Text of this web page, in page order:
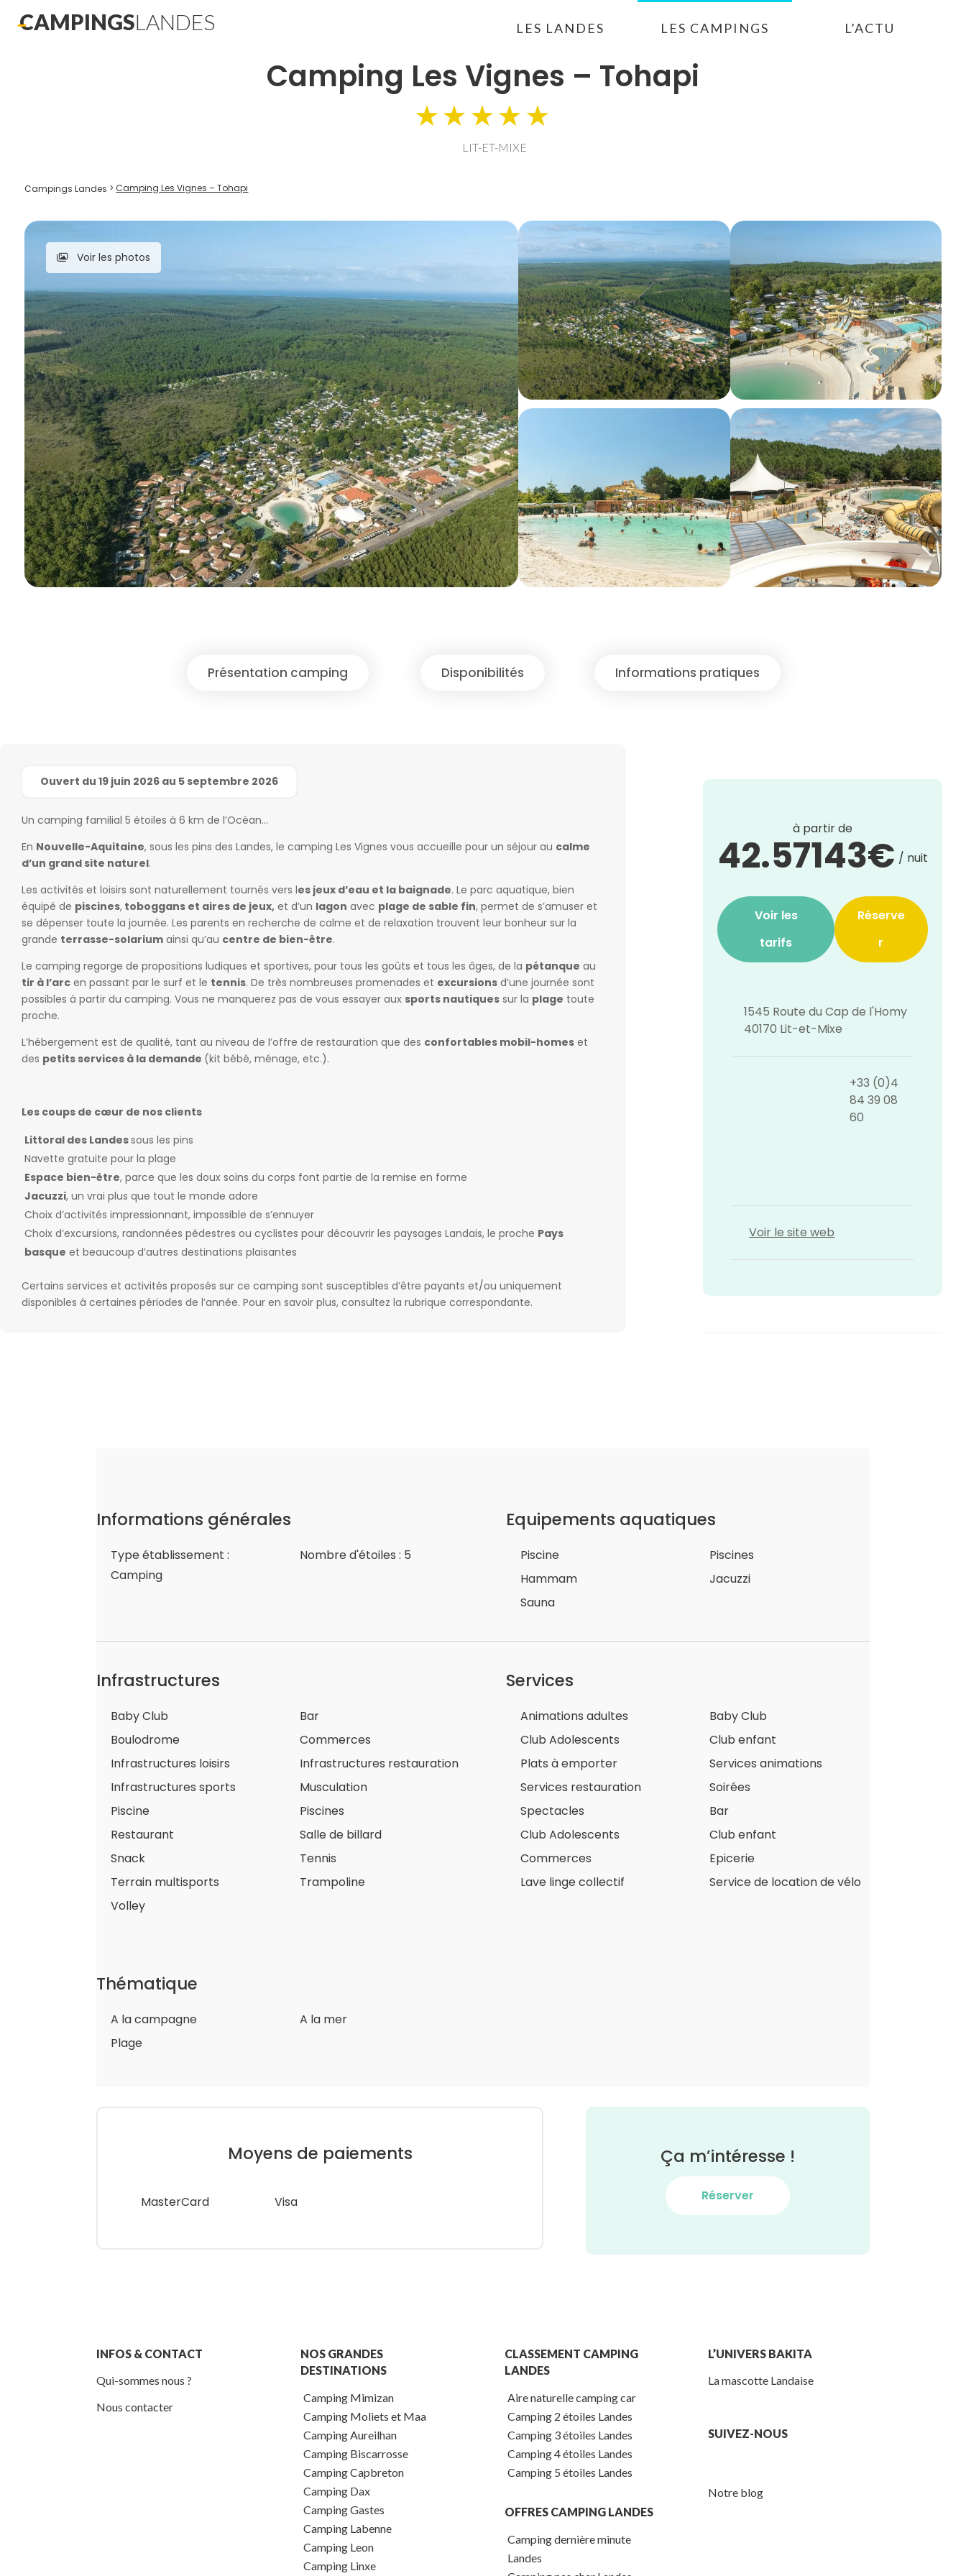
CAMPINGSLANDES L’ACTU
LES CAMPINGS
LES LANDES
Camping Les Vignes – Tohapi
★★★★★
LIT-ET-MIXE
Campings Landes > Camping Les Vignes – Tohapi
Voir les photos
Présentation camping Disponibilités Informations pratiques
Ouvert du 19 juin 2026 au 5 septembre 2026
Un camping familial 5 étoiles à 6 km de l’Océan…
En Nouvelle-Aquitaine, sous les pins des Landes, le camping Les Vignes vous accueille pour un séjour au calme
d’un grand site naturel.
Les activités et loisirs sont naturellement tournés vers les jeux d’eau et la baignade. Le parc aquatique, bien
équipé de piscines, toboggans et aires de jeux, et d’un lagon avec plage de sable fin, permet de s’amuser et
se dépenser toute la journée. Les parents en recherche de calme et de relaxation trouvent leur bonheur sur la
grande terrasse-solarium ainsi qu’au centre de bien-être.
Le camping regorge de propositions ludiques et sportives, pour tous les goûts et tous les âges, de la pétanque au
tir à l’arc en passant par le surf et le tennis. De très nombreuses promenades et excursions d’une journée sont
possibles à partir du camping. Vous ne manquerez pas de vous essayer aux sports nautiques sur la plage toute
proche.
L’hébergement est de qualité, tant au niveau de l’offre de restauration que des confortables mobil-homes et
des petits services à la demande (kit bébé, ménage, etc.).
Les coups de cœur de nos clients
Littoral des Landessous les pins
Navette gratuite pour la plage
Espace bien-être, parce que les doux soins du corps font partie de la remise en forme
Jacuzzi, un vrai plus que tout le monde adore
Choix d’activités impressionnant, impossible de s’ennuyer
Choix d’excursions, randonnées pédestres ou cyclistes pour découvrir les paysages Landais, le proche Pays
basque et beaucoup d’autres destinations plaisantes
Certains services et activités proposés sur ce camping sont susceptibles d’être payants et/ou uniquement
disponibles à certaines périodes de l’année. Pour en savoir plus, consultez la rubrique correspondante.
à partir de
42.57143€ / nuit
Voir les
tarifs
Réserve
r
1545 Route du Cap de l'Homy
40170 Lit-et-Mixe
+33 (0)4
84 39 08
60
Voir le site web
Informations générales
Type établissement :
Camping
Nombre d'étoiles : 5
Equipements aquatiques
Piscine
Piscines
Hammam
Jacuzzi
Sauna
Infrastructures
Baby Club
Bar
Boulodrome
Commerces
Infrastructures loisirs
Infrastructures restauration
Infrastructures sports
Musculation
Piscine
Piscines
Restaurant
Salle de billard
Snack
Tennis
Terrain multisports
Trampoline
Volley
Services
Animations adultes
Baby Club
Club Adolescents
Club enfant
Plats à emporter
Services animations
Services restauration
Soirées
Spectacles
Bar
Club Adolescents
Club enfant
Commerces
Epicerie
Lave linge collectif
Service de location de vélo
Thématique
A la campagne
A la mer
Plage
Moyens de paiements
MasterCard Visa
Ça m’intéresse !
Réserver
INFOS & CONTACT
Qui-sommes nous ?
Nous contacter
NOS GRANDES
DESTINATIONS
Camping Mimizan
Camping Moliets et Maa
Camping Aureilhan
Camping Biscarrosse
Camping Capbreton
Camping Dax
Camping Gastes
Camping Labenne
Camping Leon
Camping Linxe
CLASSEMENT CAMPING
LANDES
Aire naturelle camping car
Camping 2 étoiles Landes
Camping 3 étoiles Landes
Camping 4 étoiles Landes
Camping 5 étoiles Landes
OFFRES CAMPING LANDES
Camping dernière minute
Landes
L’UNIVERS BAKITA
La mascotte Landaise
SUIVEZ-NOUS
Notre blog